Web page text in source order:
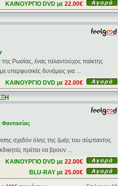
ΚΑΙΝΟΥΡΓΙΟ DVD με 22.00€
Ρωσίας, ένας ταλαντούχος παίκτης
υπερφυσικές δυνάμεις για ...
ΚΑΙΝΟΥΡΓΙΟ DVD με 22.00€
Φαντασίας
σχεδόν όλης της ζωής του σύμπαντος
πρέπει να βρουν ...
ΚΑΙΝΟΥΡΓΙΟ DVD με 22.00€
BLU-RAY με 25.00€